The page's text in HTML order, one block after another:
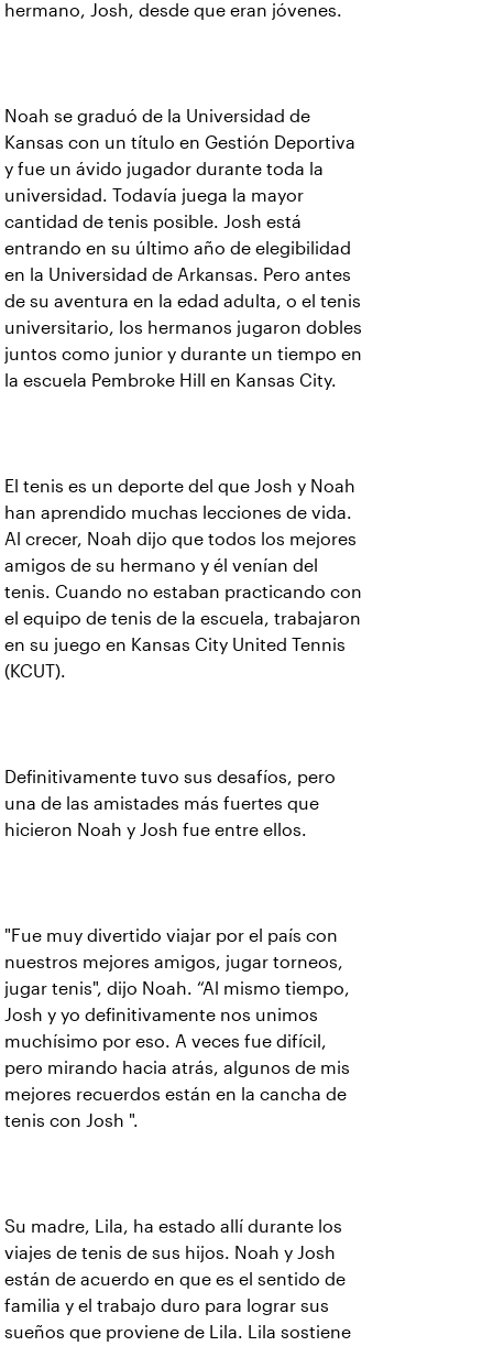
hermano, Josh, desde que eran jóvenes.
Noah se graduó de la Universidad de
Kansas con un título en Gestión Deportiva
y fue un ávido jugador durante toda la
universidad. Todavía juega la mayor
cantidad de tenis posible. Josh está
entrando en su último año de elegibilidad
en la Universidad de Arkansas. Pero antes
de su aventura en la edad adulta, o el tenis
universitario, los hermanos jugaron dobles
juntos como junior y durante un tiempo en
la escuela Pembroke Hill en Kansas City.
El tenis es un deporte del que Josh y Noah
han aprendido muchas lecciones de vida.
Al crecer, Noah dijo que todos los mejores
amigos de su hermano y él venían del
tenis. Cuando no estaban practicando con
el equipo de tenis de la escuela, trabajaron
en su juego en Kansas City United Tennis
(KCUT).
Definitivamente tuvo sus desafíos, pero
una de las amistades más fuertes que
hicieron Noah y Josh fue entre ellos.
"Fue muy divertido viajar por el país con
nuestros mejores amigos, jugar torneos,
jugar tenis", dijo Noah. “Al mismo tiempo,
Josh y yo definitivamente nos unimos
muchísimo por eso. A veces fue difícil,
pero mirando hacia atrás, algunos de mis
mejores recuerdos están en la cancha de
tenis con Josh ".
Su madre, Lila, ha estado allí durante los
viajes de tenis de sus hijos. Noah y Josh
están de acuerdo en que es el sentido de
familia y el trabajo duro para lograr sus
sueños que proviene de Lila. Lila sostiene